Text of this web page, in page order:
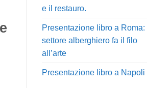
e il restauro.
Presentazione libro a Roma: Il
settore alberghiero fa il filo
all’arte
Presentazione libro a Napoli